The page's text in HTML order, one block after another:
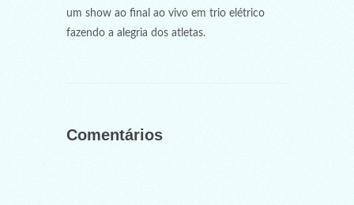
um show ao final ao vivo em trio elétrico
fazendo a alegria dos atletas.
Comentários